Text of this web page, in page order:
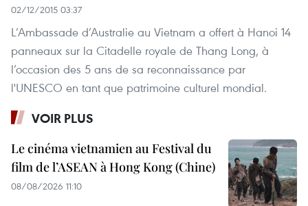
02/12/2015 03:37
L’Ambassade d’Australie au Vietnam a offert à Hanoi 14
panneaux sur la Citadelle royale de Thang Long, à
l’occasion des 5 ans de sa reconnaissance par
l'UNESCO en tant que patrimoine culturel mondial.
VOIR PLUS
Le cinéma vietnamien au Festival du
film de l’ASEAN à Hong Kong (Chine)
08/08/2026 11:10